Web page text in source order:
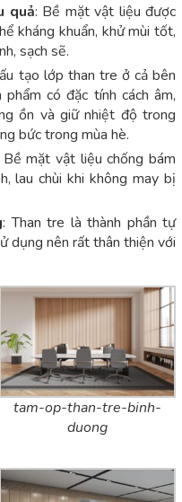
quả: Bề mặt vật liệu được
kháng khuẩn, khử mùi tốt,
sạch sẽ.
tạo lớp than tre ở cả bên
có đặc tính cách âm,
ồn và giữ nhiệt độ trong
bức trong mùa hè.
Bề mặt vật liệu chống bám
lau chùi khi không may bị
: Than tre là thành phần tự
dụng nên rất thân thiện với
tam-op-than-tre-binh-
duong